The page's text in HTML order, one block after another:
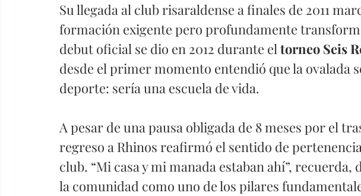
Su llegada al club risaraldense a finales de 2011
formación exigente pero profundamente
debut oficial se dio en 2012 durante el torneo Seis
desde el primer momento entendió que la ovalada
deporte: sería una escuela de vida.
A pesar de una pausa obligada de 8 meses por el
regreso a Rhinos reafirmó el sentido de
club. “Mi casa y mi manada estaban ahí”, recuerda,
la comunidad como uno de los pilares